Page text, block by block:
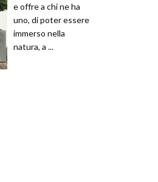
e offre a chi ne ha
uno, di poter essere
immerso nella
natura, a ...